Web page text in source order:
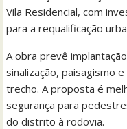
Vila Residencial, com
para a requalificação
A obra prevê
sinalização, paisagismo
trecho. A proposta é
segurança para
do distrito à rodovia.